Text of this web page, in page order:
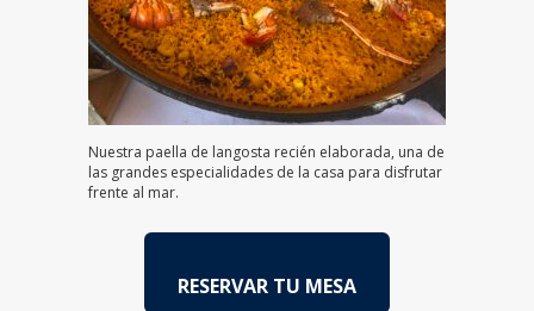
Nuestra paella de langosta recién elaborada, una de
las grandes especialidades de la casa para disfrutar
frente al mar.
RESERVAR TU MESA